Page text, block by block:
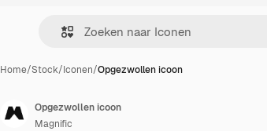
Home/Stock/Iconen/Opgezwollen icoon
Opgezwollen icoon
Magnific